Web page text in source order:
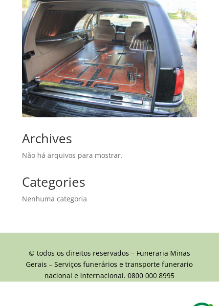
Archives
Não há arquivos para mostrar.
Categories
Nenhuma categoria
© todos os direitos reservados – Funeraria Minas
Gerais – Serviços funerários e transporte funerario
nacional e internacional. 0800 000 8995